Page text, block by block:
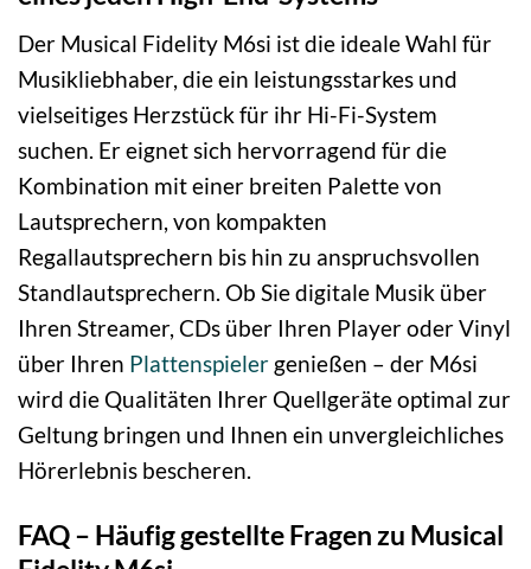
Der Musical Fidelity M6si ist die ideale Wahl für
Musikliebhaber, die ein leistungsstarkes und
vielseitiges Herzstück für ihr Hi-Fi-System
suchen. Er eignet sich hervorragend für die
Kombination mit einer breiten Palette von
Lautsprechern, von kompakten
Regallautsprechern bis hin zu anspruchsvollen
Standlautsprechern. Ob Sie digitale Musik über
Ihren Streamer, CDs über Ihren Player oder Vinyl
über Ihren Plattenspieler genießen – der M6si
wird die Qualitäten Ihrer Quellgeräte optimal zur
Geltung bringen und Ihnen ein unvergleichliches
Hörerlebnis bescheren.
FAQ – Häufig gestellte Fragen zu Musical